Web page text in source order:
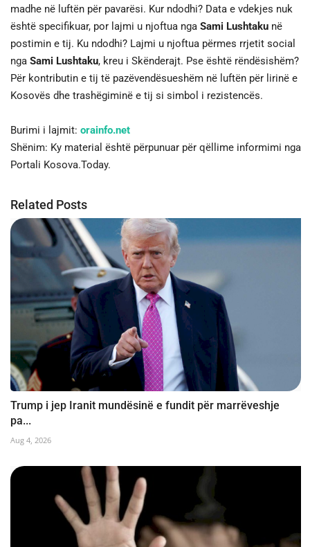
madhe në luftën për pavarësi. Kur ndodhi? Data e vdekjes nuk
është specifikuar, por lajmi u njoftua nga Sami Lushtaku në
postimin e tij. Ku ndodhi? Lajmi u njoftua përmes rrjetit social
nga Sami Lushtaku, kreu i Skënderajt. Pse është rëndësishëm?
Për kontributin e tij të pazëvendësueshëm në luftën për lirinë e
Kosovës dhe trashëgiminë e tij si simbol i rezistencës.
Burimi i lajmit: orainfo.net
Shënim: Ky material është përpunuar për qëllime informimi nga
Portali Kosova.Today.
Related Posts
Trump i jep Iranit mundësinë e fundit për marrëveshje
pa...
Aug 4, 2026